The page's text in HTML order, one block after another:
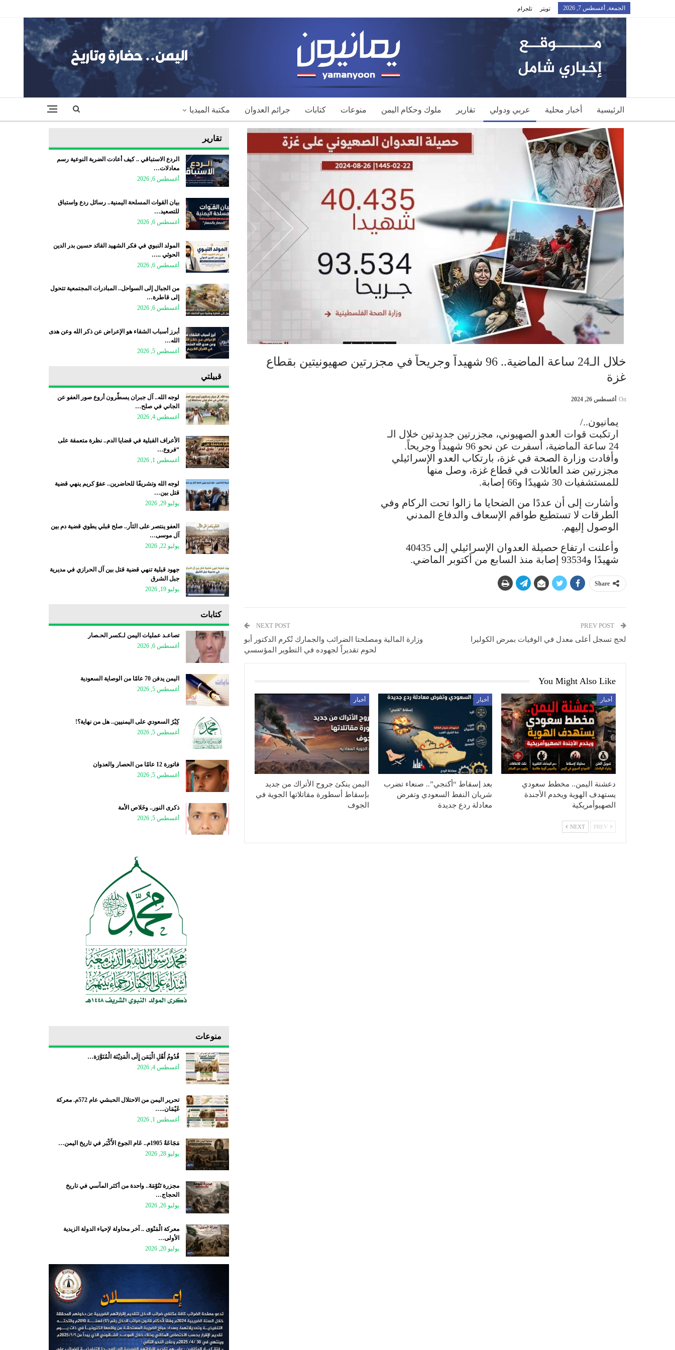
الجمعة, أغسطس 7, 2026 تويتر تلجرام
الرئيسية أخبار محلية عربي ودولي تقارير ملوك وحكام اليمن منوعات كتابات جرائم العدوان مكتبة الميديا
خلال الـ24 ساعة الماضية.. 96 شهيداً وجريحاً في مجزرتين صهيونيتين بقطاع
غزة
On أغسطس 26, 2024
يمانيون../
ارتكبت قوات العدو الصهيوني، مجزرتين جديدتين خلال الـ
24 ساعة الماضية، أسفرت عن نحو 96 شهيداً وجريحاً.
وأفادت وزارة الصحة في غزة، بارتكاب العدو الإسرائيلي
مجزرتين ضد العائلات في قطاع غزة، وصل منها
للمستشفيات 30 شهيدًا و66 إصابة.
وأشارت إلى أن عددًا من الضحايا ما زالوا تحت الركام وفي
الطرقات لا تستطيع طواقم الإسعاف والدفاع المدني
الوصول إليهم.
وأعلنت ارتفاع حصيلة العدوان الإسرائيلي إلى 40435
شهيدًا و93534 إصابة منذ السابع من أكتوبر الماضي.
Share
لحج تسجل أعلى معدل في الوفيات بمرض الكوليرا
NEXT POST
وزارة المالية ومصلحتا الضرائب والجمارك تُكرم الدكتور أبو
لحوم تقديراً لجهوده في التطوير المؤسسي
You Might Also Like
أخبار
دعشنة اليمن.. مخطط سعودي
يستهدف الهوية ويخدم الأجندة
الصهيوأمريكية
أخبار
بعد إسقاط “أكنجي”.. صنعاء تضرب
شريان النفط السعودي وتفرض
معادلة ردع جديدة
أخبار
اليمن ينكئ جروح الأتراك من جديد
بإسقاط أسطورة مقاتلاتها الجوية في
الجوف
NEXT
تقارير
الردع الاستباقي .. كيف أعادت الضربة النوعية رسم
معادلات…
أغسطس 6, 2026
بيان القوات المسلحة اليمنية.. رسائل ردع واستباق
للتصعيد…
أغسطس 6, 2026
المولد النبوي في فكر الشهيد القائد حسين بدر الدين
الحوثي ..…
أغسطس 6, 2026
من الجبال إلى السواحل.. المبادرات المجتمعية تتحول
إلى قاطرة…
أغسطس 6, 2026
أبرز أسباب الشقاء هو الإعراض عن ذكر الله وعن هدى
الله…
أغسطس 5, 2026
قبيلتي
لوجه الله.. آل جبران يسطّرون أروع صور العفو عن
الجاني في صلح…
أغسطس 4, 2026
الأعراف القبلية في قضايا الدم.. نظرة متعمقة على
“فروع…
أغسطس 1, 2026
لوجه الله وتشريفًا للحاضرين.. عفوٌ كريم ينهي قضية
قتل بين…
يوليو 29, 2026
العفو ينتصر على الثأر.. صلح قبلي يطوي قضية دم بين
آل موسى…
يوليو 22, 2026
جهود قبلية تنهي قضية قتل بين آل الحرازي في مديرية
جبل الشرق
يوليو 19, 2026
كتابات
تصاعـد عمليات اليمن لـكسر الحـصار
أغسطس 6, 2026
اليمن يدفن 70 عامًا من الوصاية السعودية
أغسطس 5, 2026
كِبْرُ السعودي على اليمنيين.. هل من نهاية؟!
أغسطس 5, 2026
فاتورة 12 عامًا من الحصار والعدوان
أغسطس 5, 2026
ذكرى النور.. وخَلاص الأمة
أغسطس 5, 2026
منوعات
قُدُومُ أَهْلِ الْيَمَن إِلَى الْمَدِيْنَة الْمُنَوَّرَة…
أغسطس 4, 2026
تحرير اليمن من الاحتلال الحبشي عام 572م. معركة
غَيْمَان..…
أغسطس 1, 2026
مَجَاعَةُ 1905م.. عَام الجوع الأَكْبَر في تاريخ اليمن…
يوليو 28, 2026
مجزرة تَنُوْمَةَ.. واحدة من أكثر المآسي في تاريخ
الحجاج…
يوليو 26, 2026
معركة الْمَنْوَى .. آخر محاولة لإحياء الدولة الزيدية
الأولى…
يوليو 20, 2026